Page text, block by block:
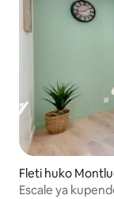
Fleti huko
Escale ya